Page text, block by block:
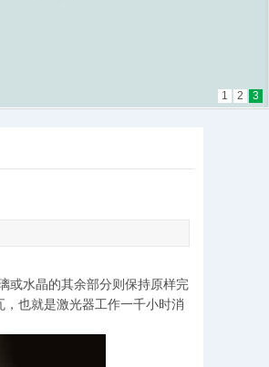
1 2 3
或水晶的其余部分则保持原样完
也就是激光器工作一千小时消